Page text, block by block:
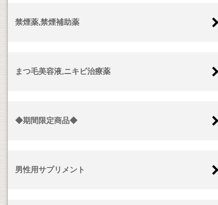
禁煙薬,禁煙補助薬
まつ毛美容液,ニキビ治療薬
◆期間限定商品◆
男性用サプリメント